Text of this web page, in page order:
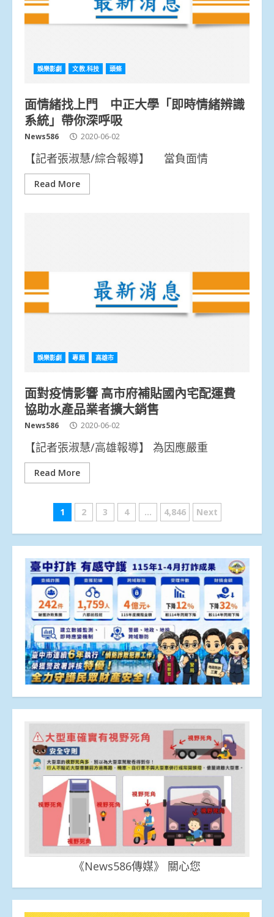
娛樂影劇 文教.科技 頭條
面情緒找上門 中正大學「即時情緒辨識
系統」帶你深呼吸
News586 2020-06-02
【記者張淑慧/綜合報導】 當負面情
Read More
娛樂影劇 專題 高雄市
面對疫情影響 高市府補貼國內宅配運費
協助水產品業者擴大銷售
News586 2020-06-02
【記者張淑慧/高雄報導】 為因應嚴重
Read More
文
章
分
頁
1 2 3 4 ... 4,846 Next
《News586傳媒》 關心您